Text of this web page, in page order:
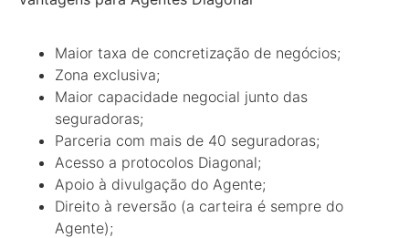
Maior taxa de concretização de negócios;
Zona exclusiva;
Maior capacidade negocial junto das
seguradoras;
Parceria com mais de 40 seguradoras;
Acesso a protocolos Diagonal;
Apoio à divulgação do Agente;
Direito à reversão (a carteira é sempre do
Agente);